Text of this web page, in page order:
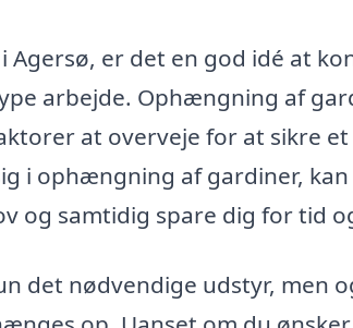
er det en god idé at
arbejde. Ophængning af
at overveje for at sikre
i ophængning af gardiner,
og samtidig spare dig for tid
det nødvendige udstyr, men